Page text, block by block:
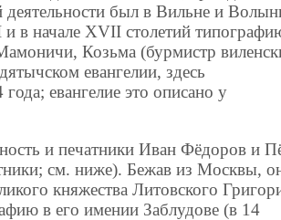
деятельности был в Вильне и
в начале XVII столетий
Козьма (бурмистр
евангелии, здесь
евангелие это описано у
и печатники Иван Фёдоров и
см. ниже). Бежав из Москвы,
княжества Литовского
в его имении Заблудове (в 14